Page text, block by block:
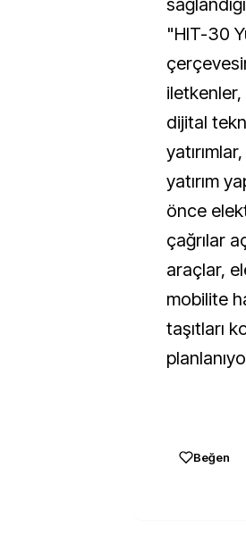
"HIT-30
iletkenler,
dijital
yatırım
önce
çağrılar
araçlar,
mobilite
taşıtları
Beğen